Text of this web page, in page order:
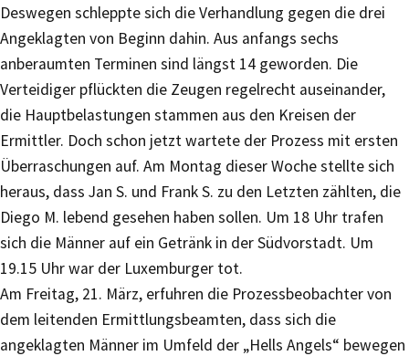
Deswegen schleppte sich die Verhandlung gegen die drei
Angeklagten von Beginn dahin. Aus anfangs sechs
anberaumten Terminen sind längst 14 geworden. Die
Verteidiger pflückten die Zeugen regelrecht auseinander,
die Hauptbelastungen stammen aus den Kreisen der
Ermittler. Doch schon jetzt wartete der Prozess mit ersten
Überraschungen auf. Am Montag dieser Woche stellte sich
heraus, dass Jan S. und Frank S. zu den Letzten zählten, die
Diego M. lebend gesehen haben sollen. Um 18 Uhr trafen
sich die Männer auf ein Getränk in der Südvorstadt. Um
19.15 Uhr war der Luxemburger tot.
Am Freitag, 21. März, erfuhren die Prozessbeobachter von
dem leitenden Ermittlungsbeamten, dass sich die
angeklagten Männer im Umfeld der „Hells Angels“ bewegen